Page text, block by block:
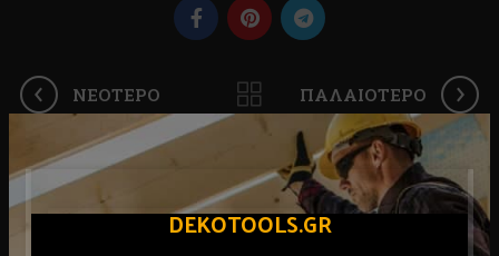
DEKOTOOLS.GR
ΝΕΌΤΕΡΟ ΠΑΛΑΙΌΤΕΡΟ
ΣΧΕΤΙΚΆ ΆΡΘΡΑ